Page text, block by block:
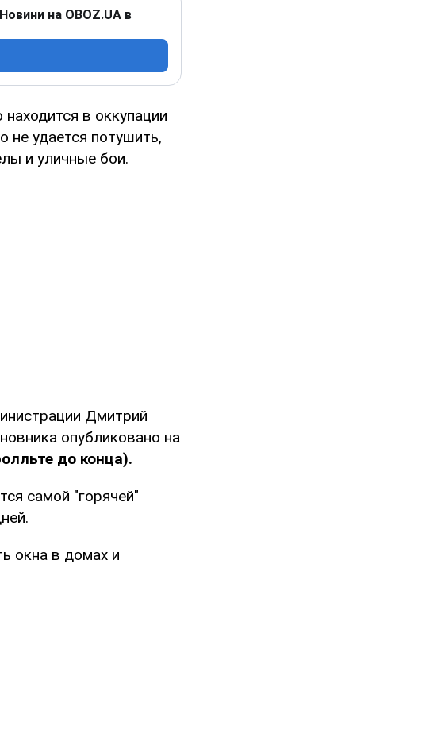
на OBOZ.UA в
в оккупации
удается потушить,
и уличные бои.
Дмитрий
опубликовано на
до конца).
самой "горячей"
окна в домах и